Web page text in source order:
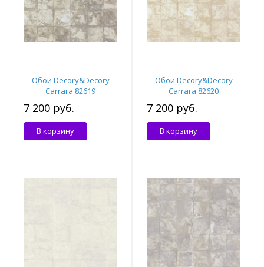
Обои Decory&Decory
Carrara 82619
7 200 руб.
В корзину
Обои Decory&Decory
Carrara 82620
7 200 руб.
В корзину